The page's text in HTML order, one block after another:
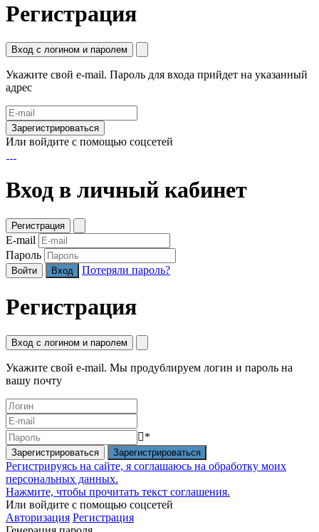
Регистрация
Вход с логином и паролем
Укажите свой e-mail. Пароль для входа прийдет на указанный
адрес
Зарегистрироваться
Или войдите с помощью соцсетей
Вход в личный кабинет
Регистрация
E-mail
Пароль
Войти Потеряли пароль?
Регистрация
Вход с логином и паролем
Укажите свой e-mail. Мы продублируем логин и пароль на
вашу почту
*
Зарегистрироваться
Регистрируясь на сайте, я соглашаюсь на обработку моих
персональных данных.
Нажмите, чтобы прочитать текст соглашения.
Или войдите с помощью соцсетей
Авторизация Регистрация